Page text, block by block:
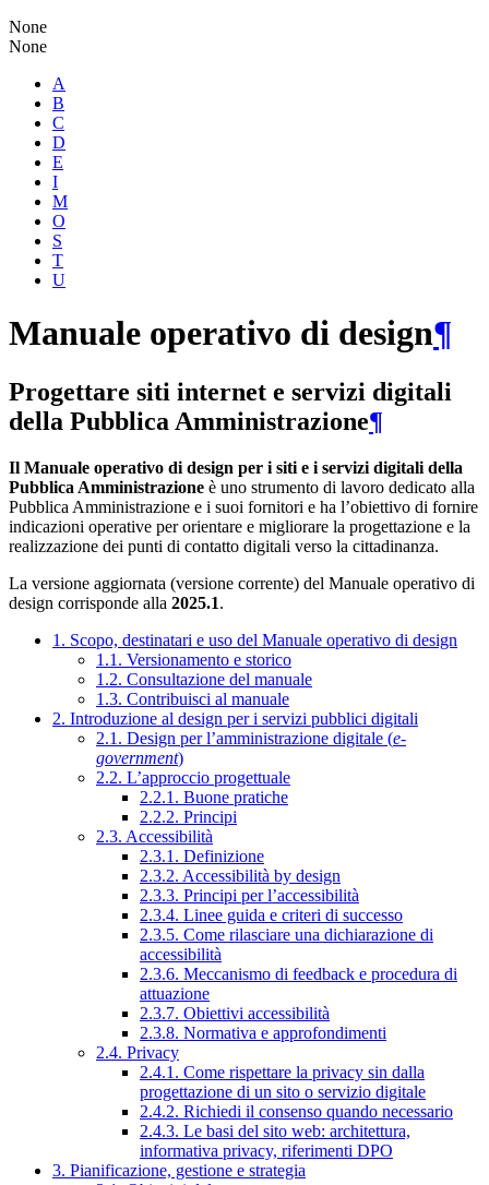
None
None
A
B
C
D
E
I
M
O
S
T
U
Manuale operativo di design¶
Progettare siti internet e servizi digitali
della Pubblica Amministrazione¶
Il Manuale operativo di design per i siti e i servizi digitali della
Pubblica Amministrazione è uno strumento di lavoro dedicato alla
Pubblica Amministrazione e i suoi fornitori e ha l’obiettivo di fornire
indicazioni operative per orientare e migliorare la progettazione e la
realizzazione dei punti di contatto digitali verso la cittadinanza.
La versione aggiornata (versione corrente) del Manuale operativo di
design corrisponde alla 2025.1.
1. Scopo, destinatari e uso del Manuale operativo di design
1.1. Versionamento e storico
1.2. Consultazione del manuale
1.3. Contribuisci al manuale
2. Introduzione al design per i servizi pubblici digitali
2.1. Design per l’amministrazione digitale (e-
government)
2.2. L’approccio progettuale
2.2.1. Buone pratiche
2.2.2. Principi
2.3. Accessibilità
2.3.1. Definizione
2.3.2. Accessibilità by design
2.3.3. Principi per l’accessibilità
2.3.4. Linee guida e criteri di successo
2.3.5. Come rilasciare una dichiarazione di
accessibilità
2.3.6. Meccanismo di feedback e procedura di
attuazione
2.3.7. Obiettivi accessibilità
2.3.8. Normativa e approfondimenti
2.4. Privacy
2.4.1. Come rispettare la privacy sin dalla
progettazione di un sito o servizio digitale
2.4.2. Richiedi il consenso quando necessario
2.4.3. Le basi del sito web: architettura,
informativa privacy, riferimenti DPO
3. Pianificazione, gestione e strategia